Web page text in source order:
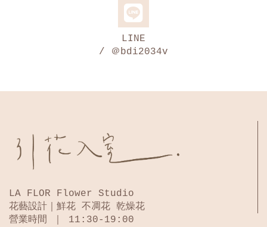
LINE
/ ＠bdi2034v
LA FLOR Flower Studio
花藝設計｜鮮花 不凋花 乾燥花
營業時間 ｜ 11:30-19:00